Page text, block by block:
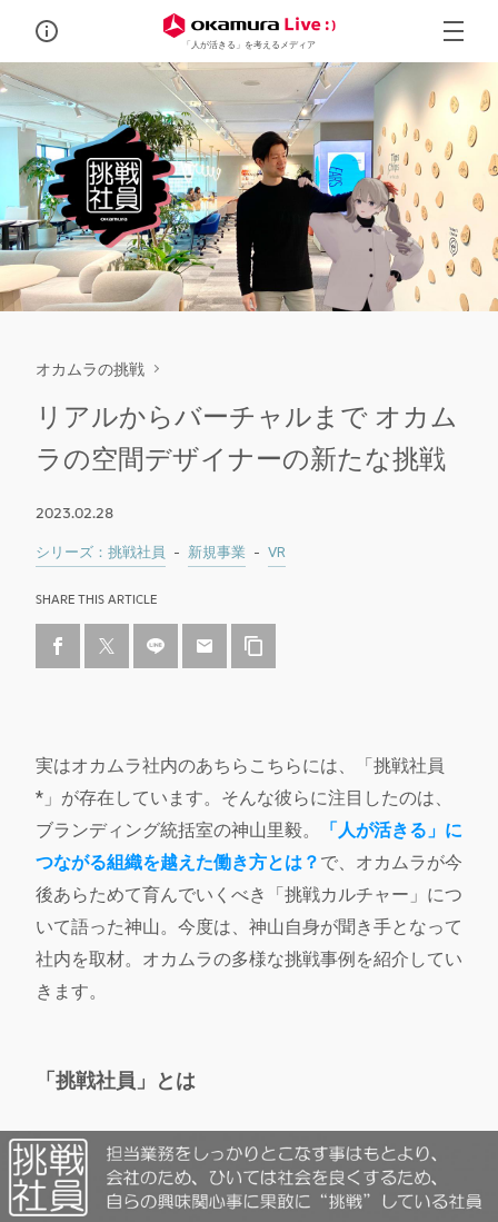
「人が活きる」を考えるメディア
オカムラの挑戦
リアルからバーチャルまで オカム
ラの空間デザイナーの新たな挑戦
2023.02.28
シリーズ：挑戦社員 新規事業 VR
SHARE THIS ARTICLE
実はオカムラ社内のあちらこちらには、「挑戦社員
*」が存在しています。そんな彼らに注目したのは、
ブランディング統括室の神山里毅。
「人が活きる」に
つながる組織を越えた働き方とは？ で、オカムラが今
後あらためて育んでいくべき「挑戦カルチャー」につ
いて語った神山。今度は、神山自身が聞き手となって
社内を取材。オカムラの多様な挑戦事例を紹介してい
きます。
「挑戦社員」とは